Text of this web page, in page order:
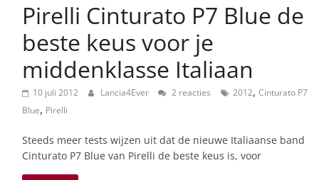
autonieuws
lifestyle
Pirelli Cinturato P7 Blue de
beste keus voor je
middenklasse Italiaan
10 juli 2012 Lancia4Ever 2 reacties 2012, Cinturato P7
Blue, Pirelli
Steeds meer tests wijzen uit dat de nieuwe Italiaanse band
Cinturato P7 Blue van Pirelli de beste keus is, voor